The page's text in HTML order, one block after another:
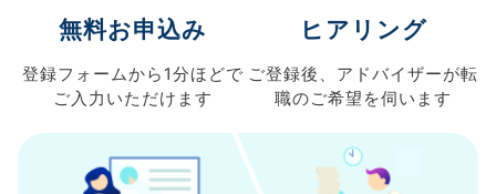
無料お申込み
登録フォームから 1分ほどで
ご入力 いただけます
ヒアリング
ご登録後、 アドバイザーが転
職のご希望を伺います